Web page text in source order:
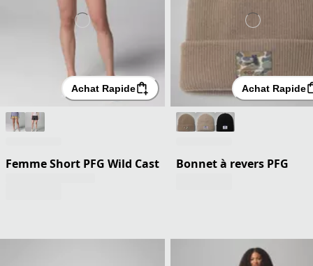
Achat Rapide
Femme Short PFG Wild Cast
Achat Rapide
Bonnet à revers PFG